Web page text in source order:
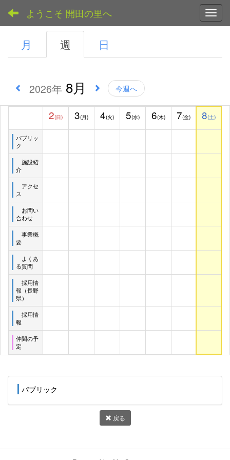
ようこそ 開田の里へ
月 週 日
2026年 8月 今週へ
2(日) 3(月) 4(火) 5(水) 6(木) 7(金) 8(土)
パブリッ
ク
施設紹
介
アクセ
ス
お問い
合わせ
事業概
要
よくあ
る質問
採用情
報（長野
県）
採用情
報
仲間の予
定
パブリック
戻る